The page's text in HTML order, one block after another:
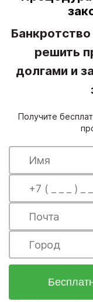
решить
долгами и
Получите